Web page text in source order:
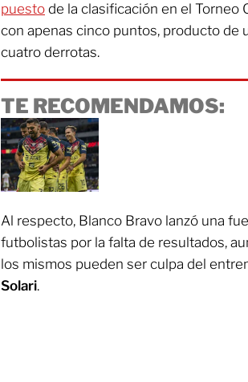
puesto de la clasificación en el Torneo
con apenas cinco puntos, producto de
cuatro derrotas.
TE RECOMENDAMOS:
Al respecto, Blanco Bravo lanzó una
futbolistas por la falta de resultados,
los mismos pueden ser culpa del
Solari.